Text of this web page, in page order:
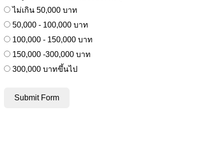
ไม่เกิน 50,000 บาท
50,000 - 100,000 บาท
100,000 - 150,000 บาท
150,000 -300,000 บาท
300,000 บาทขึ้นไป
Submit Form